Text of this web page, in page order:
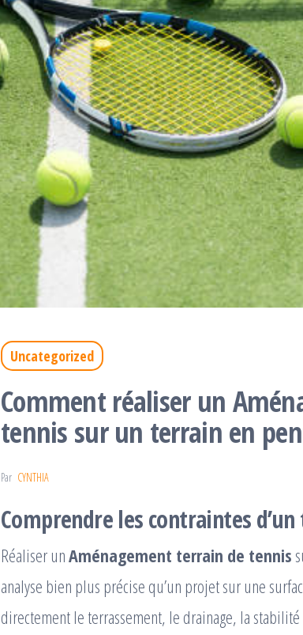
Uncategorized
Comment réaliser un
tennis sur un terrain en
Par CYNTHIA
Comprendre les contraintes
Réaliser unAménagement terrain de tennis
analyse bien plus précise qu’un projet sur une
directement le terrassement, le drainage, la